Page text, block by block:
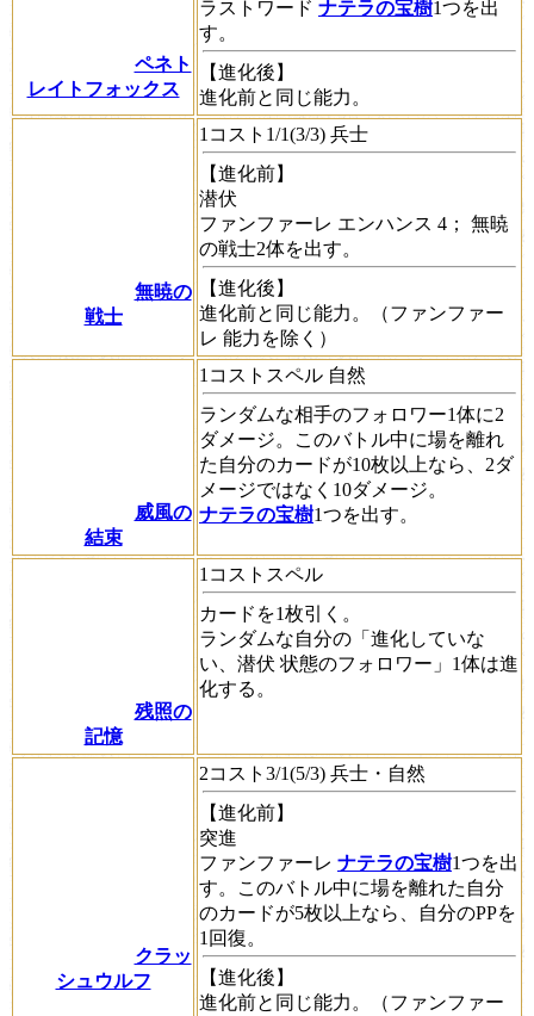
ペネト
レイトフォックス
ラストワード ナテラの宝樹1つを出
す。
【進化後】
進化前と同じ能力。
無暁の
戦士
1コスト1/1(3/3) 兵士
【進化前】
潜伏
ファンファーレ エンハンス 4； 無暁
の戦士2体を出す。
【進化後】
進化前と同じ能力。（ファンファー
レ 能力を除く）
威風の
結束
1コストスペル 自然
ランダムな相手のフォロワー1体に2
ダメージ。このバトル中に場を離れ
た自分のカードが10枚以上なら、2ダ
メージではなく10ダメージ。
ナテラの宝樹1つを出す。
残照の
記憶
1コストスペル
カードを1枚引く。
ランダムな自分の「進化していな
い、 潜伏 状態のフォロワー」1体は進
化する。
クラッ
シュウルフ
2コスト3/1(5/3) 兵士・自然
【進化前】
突進
ファンファーレ ナテラの宝樹1つを出
す。このバトル中に場を離れた自分
のカードが5枚以上なら、自分のPPを
1回復。
【進化後】
進化前と同じ能力。（ファンファー